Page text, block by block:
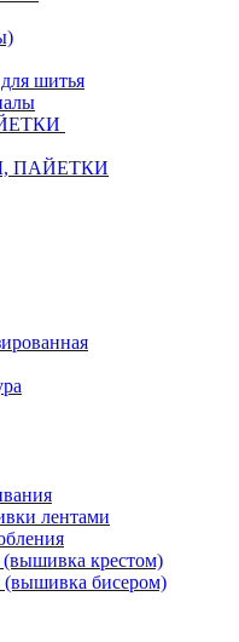
шитья
ПАЙЕТКИ
лентами
(вышивка крестом)
(вышивка бисером)